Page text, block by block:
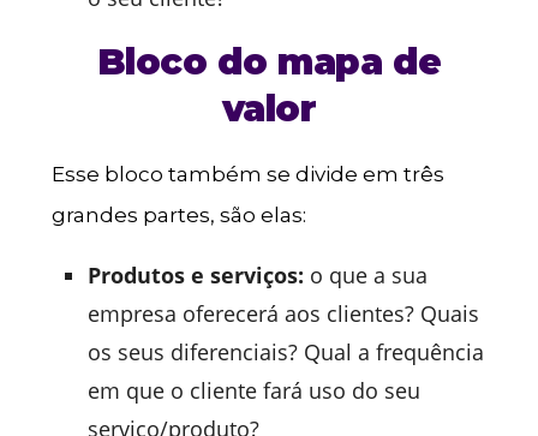
Bloco do mapa de
valor
Esse bloco também se divide em três
grandes partes, são elas:
Produtos e serviços: o que a sua
empresa oferecerá aos clientes? Quais
os seus diferenciais? Qual a frequência
em que o cliente fará uso do seu
serviço/produto?